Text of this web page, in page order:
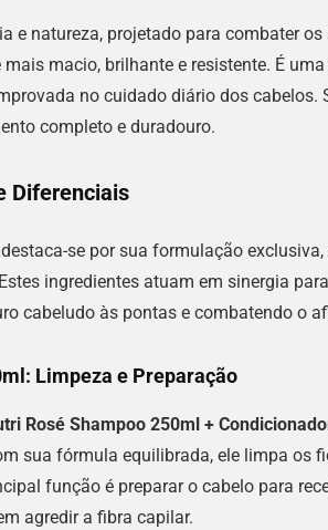
e natureza, projetado para combater
macio, brilhante e resistente. É
no cuidado diário dos cabelos.
completo e duradouro.
Diferenciais
se por sua formulação
ingredientes atuam em sinergia
cabeludo às pontas e combatendo o
Limpeza e Preparação
Rosé Shampoo 250ml +
sua fórmula equilibrada, ele limpa os
função é preparar o cabelo para
agredir a fibra capilar.